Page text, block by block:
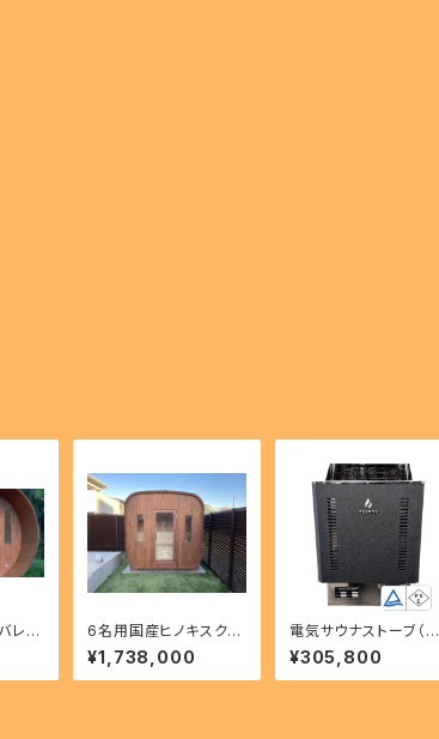
レル
6名用国産ヒノキスクエ
アサウナ（サウナ本体の
み）
¥1,738,000
電気サウナストーブ（4.
5kW、6kW、9kW）
¥305,800